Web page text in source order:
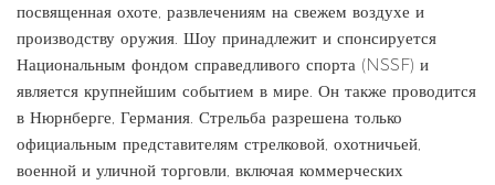
посвященная охоте, развлечениям на свежем воздухе и
производству оружия. Шоу принадлежит и спонсируется
Национальным фондом справедливого спорта (NSSF) и
является крупнейшим событием в мире. Он также проводится
в Нюрнберге, Германия. Стрельба разрешена только
официальным представителям стрелковой, охотничьей,
военной и уличной торговли, включая коммерческих